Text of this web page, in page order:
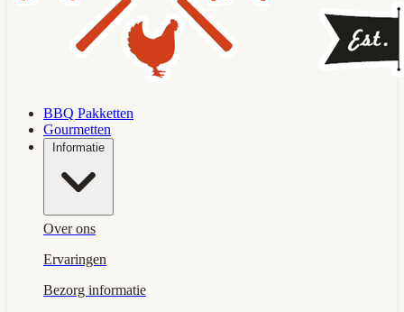
BBQ Pakketten
Gourmetten
Informatie
Over ons
Ervaringen
Bezorg informatie